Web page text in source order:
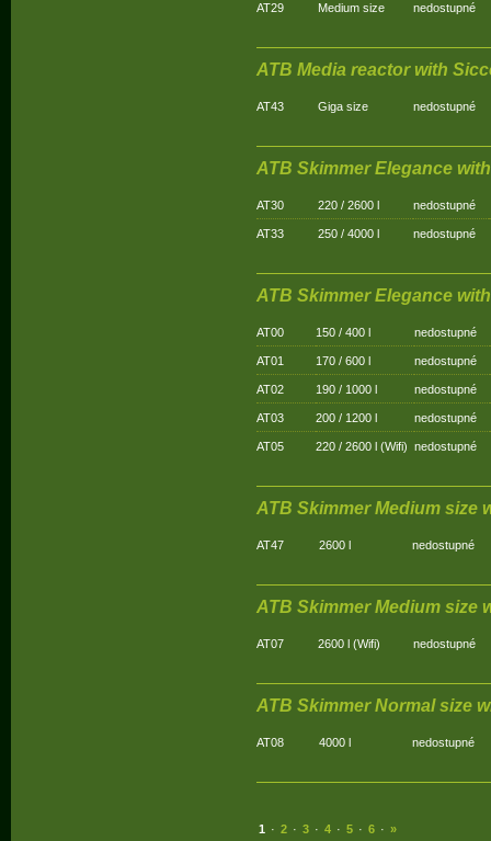
AT29 Medium size nedostupné
ATB Media reactor with
AT43 Giga size nedostupné
ATB Skimmer Elegance
AT30 220 / 2600 l nedostupné
AT33 250 / 4000 l nedostupné
ATB Skimmer Elegance
AT00 150 / 400 l nedostupné
AT01 170 / 600 l nedostupné
AT02 190 / 1000 l nedostupné
AT03 200 / 1200 l nedostupné
AT05 220 / 2600 l (Wifi) nedostupné
ATB Skimmer Medium size
AT47 2600 l nedostupné
ATB Skimmer Medium size
AT07 2600 l (Wifi) nedostupné
ATB Skimmer Normal size
AT08 4000 l nedostupné
1 · 2 · 3 · 4 · 5 · 6 · »